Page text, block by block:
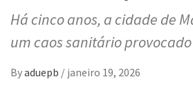
Há cinco anos, a cidade de
um caos sanitário
Byaduepb / janeiro 19, 2026